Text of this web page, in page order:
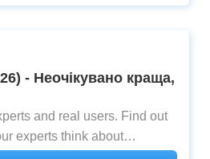
- Неочікувано краща,
and real users. Find out
experts think about